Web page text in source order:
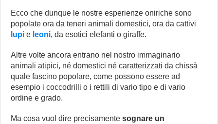
Ecco che dunque le nostre esperienze oniriche sono
popolate ora da teneri animali domestici, ora da cattivi
lupi e leoni, da esotici elefanti o giraffe.
Altre volte ancora entrano nel nostro immaginario
animali atipici, né domestici né caratterizzati da chissà
quale fascino popolare, come possono essere ad
esempio i coccodrilli o i rettili di vario tipo e di vario
ordine e grado.
Ma cosa vuol dire precisamente sognare un